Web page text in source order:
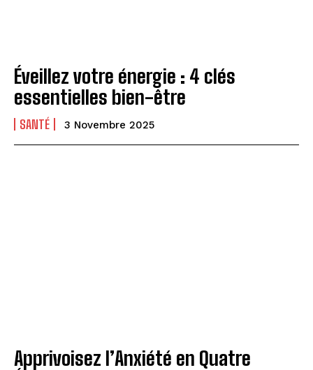
Éveillez votre énergie : 4 clés
essentielles bien-être
SANTÉ 3 Novembre 2025
Apprivoisez l’Anxiété en Quatre